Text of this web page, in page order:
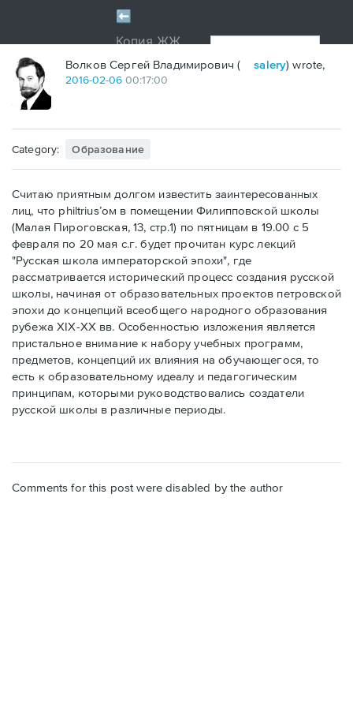
Волков Сергей Владимирович ( salery) wrote,
2016-02-06 00:17:00
Category: Образование
Считаю приятным долгом известить заинтересованных
лиц, что philtrius’ом в помещении Филипповской школы
(Малая Пироговская, 13, стр.1) по пятницам в 19.00 с 5
февраля по 20 мая с.г. будет прочитан курс лекций
"Русская школа императорской эпохи", где
рассматривается исторический процесс создания русской
школы, начиная от образовательных проектов петровской
эпохи до концепций всеобщего народного образования
рубежа XIX-XX вв. Особенностью изложения является
пристальное внимание к набору учебных программ,
предметов, концепций их влияния на обучающегося, то
есть к образовательному идеалу и педагогическим
принципам, которыми руководствовались создатели
русской школы в различные периоды.
Comments for this post were disabled by the author